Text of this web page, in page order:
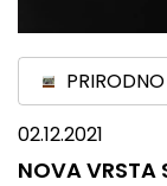
02.12.2021
NOVA VRSTA